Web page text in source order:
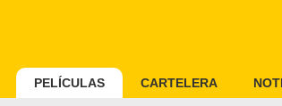
PELÍCULAS CARTELERA